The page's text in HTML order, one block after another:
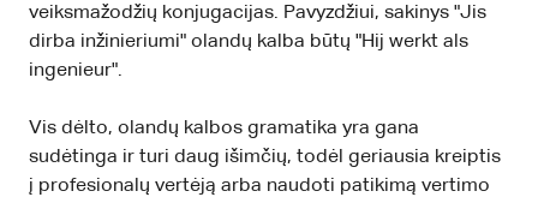
veiksmažodžių konjugacijas. Pavyzdžiui, sakinys "Jis
dirba inžinieriumi" olandų kalba būtų "Hij werkt als
ingenieur".
Vis dėlto, olandų kalbos gramatika yra gana
sudėtinga ir turi daug išimčių, todėl geriausia kreiptis
į profesionalų vertėją arba naudoti patikimą vertimo